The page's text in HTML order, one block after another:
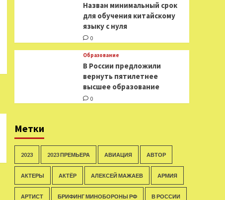
Назван минимальный срок
для обучения китайскому
языку с нуля
0
Образование
В России предложили
вернуть пятилетнее
высшее образование
0
Метки
2023 2023 ПРЕМЬЕРА АВИАЦИЯ АВТОР
АКТЕРЫ АКТЁР АЛЕКСЕЙ МАЖАЕВ АРМИЯ
АРТИСТ БРИФИНГ МИНОБОРОНЫ РФ В РОССИИ